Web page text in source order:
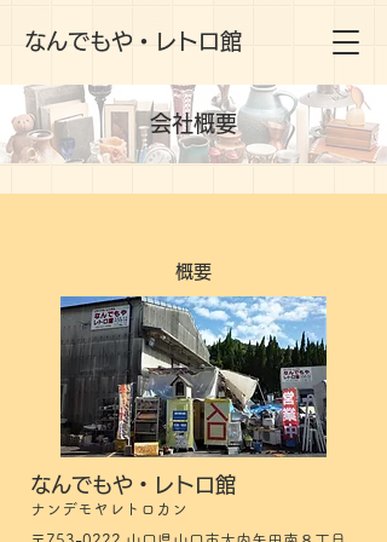
なんでもや・レトロ館
会社概要
概要
なんでもや・レトロ館
ナンデモヤレトロカン